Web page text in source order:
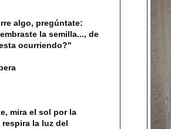
algo, pregúntate:
la semilla..., de
ocurriendo?"
mira el sol por la
respira la luz del